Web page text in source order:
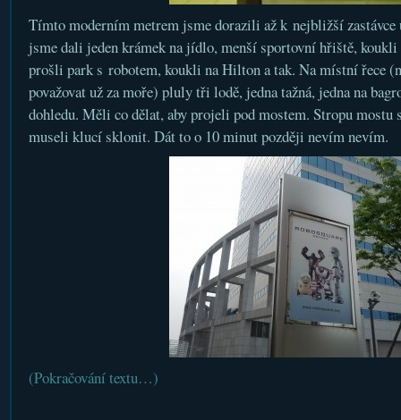
Tímto moderním metrem jsme dorazili až k nejbližší zastávce
jsme dali jeden krámek na jídlo, menší sportovní hřiště,
prošli park s robotem, koukli na Hilton a tak. Na místní řece
považovat už za moře) pluly tři lodě, jedna tažná, jedna na
dohledu. Měli co dělat, aby projeli pod mostem. Stropu mostu
museli klucí sklonit. Dát to o 10 minut později nevím nevím.
(Pokračování textu…)